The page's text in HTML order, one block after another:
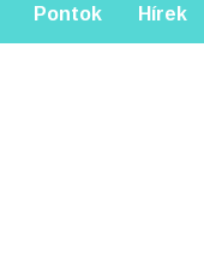
Pontok Hírek